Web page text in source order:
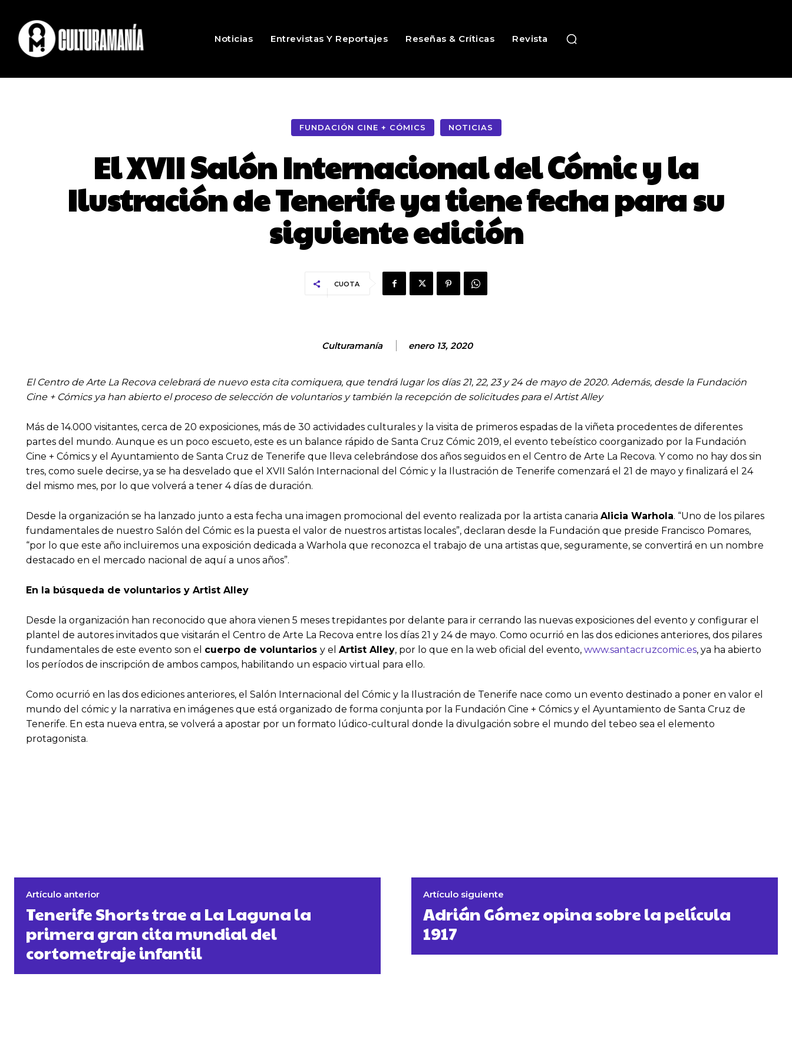
Noticias Entrevistas Y Reportajes Reseñas & Críticas Revista
FUNDACIÓN CINE + CÓMICS NOTICIAS
El XVII Salón Internacional del Cómic y la
Ilustración de Tenerife ya tiene fecha para su
siguiente edición
CUOTA
Culturamanía enero 13, 2020
El Centro de Arte La Recova celebrará de nuevo esta cita comiquera, que tendrá lugar los días 21, 22, 23 y 24 de mayo de 2020. Además, desde la Fundación
Cine + Cómics ya han abierto el proceso de selección de voluntarios y también la recepción de solicitudes para el Artist Alley
Más de 14.000 visitantes, cerca de 20 exposiciones, más de 30 actividades culturales y la visita de primeros espadas de la viñeta procedentes de diferentes
partes del mundo. Aunque es un poco escueto, este es un balance rápido de Santa Cruz Cómic 2019, el evento tebeístico coorganizado por la Fundación
Cine + Cómics y el Ayuntamiento de Santa Cruz de Tenerife que lleva celebrándose dos años seguidos en el Centro de Arte La Recova. Y como no hay dos sin
tres, como suele decirse, ya se ha desvelado que el XVII Salón Internacional del Cómic y la Ilustración de Tenerife comenzará el 21 de mayo y finalizará el 24
del mismo mes, por lo que volverá a tener 4 días de duración.
Desde la organización se ha lanzado junto a esta fecha una imagen promocional del evento realizada por la artista canaria Alicia Warhola. “Uno de los pilares
fundamentales de nuestro Salón del Cómic es la puesta el valor de nuestros artistas locales”, declaran desde la Fundación que preside Francisco Pomares,
“por lo que este año incluiremos una exposición dedicada a Warhola que reconozca el trabajo de una artistas que, seguramente, se convertirá en un nombre
destacado en el mercado nacional de aquí a unos años”.
En la búsqueda de voluntarios y Artist Alley
Desde la organización han reconocido que ahora vienen 5 meses trepidantes por delante para ir cerrando las nuevas exposiciones del evento y configurar el
plantel de autores invitados que visitarán el Centro de Arte La Recova entre los días 21 y 24 de mayo. Como ocurrió en las dos ediciones anteriores, dos pilares
fundamentales de este evento son el cuerpo de voluntarios y el Artist Alley, por lo que en la web oficial del evento, www.santacruzcomic.es, ya ha abierto
los períodos de inscripción de ambos campos, habilitando un espacio virtual para ello.
Como ocurrió en las dos ediciones anteriores, el Salón Internacional del Cómic y la Ilustración de Tenerife nace como un evento destinado a poner en valor el
mundo del cómic y la narrativa en imágenes que está organizado de forma conjunta por la Fundación Cine + Cómics y el Ayuntamiento de Santa Cruz de
Tenerife. En esta nueva entra, se volverá a apostar por un formato lúdico-cultural donde la divulgación sobre el mundo del tebeo sea el elemento
protagonista.
Artículo anterior
Tenerife Shorts trae a La Laguna la
primera gran cita mundial del
cortometraje infantil
Artículo siguiente
Adrián Gómez opina sobre la película
1917